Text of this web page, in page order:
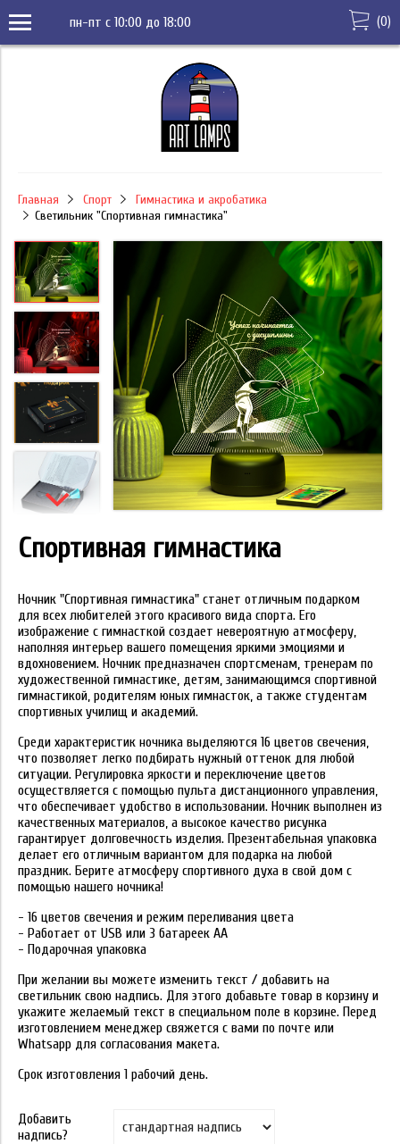
пн-пт с 10:00 до 18:00 (0)
Главная Спорт
Гимнастика и акробатика
Светильник "Спортивная гимнастика"
Спортивная гимнастика
Ночник "Спортивная гимнастика" станет отличным подарком
для всех любителей этого красивого вида спорта. Его
изображение с гимнасткой создает невероятную атмосферу,
наполняя интерьер вашего помещения яркими эмоциями и
вдохновением. Ночник предназначен спортсменам, тренерам по
художественной гимнастике, детям, занимающимся спортивной
гимнастикой, родителям юных гимнасток, а также студентам
спортивных училищ и академий.
Среди характеристик ночника выделяются 16 цветов свечения,
что позволяет легко подбирать нужный оттенок для любой
ситуации. Регулировка яркости и переключение цветов
осуществляется с помощью пульта дистанционного управления,
что обеспечивает удобство в использовании. Ночник выполнен из
качественных материалов, а высокое качество рисунка
гарантирует долговечность изделия. Презентабельная упаковка
делает его отличным вариантом для подарка на любой
праздник. Берите атмосферу спортивного духа в свой дом с
помощью нашего ночника!
- 16 цветов свечения и режим переливания цвета
- Работает от USB или 3 батареек АА
- Подарочная упаковка
При желании вы можете изменить текст / добавить на
светильник свою надпись. Для этого добавьте товар в корзину и
укажите желаемый текст в специальном поле в корзине. Перед
изготовлением менеджер свяжется с вами по почте или
Whatsapp для согласования макета.
Срок изготовления 1 рабочий день.
Добавить
надпись?